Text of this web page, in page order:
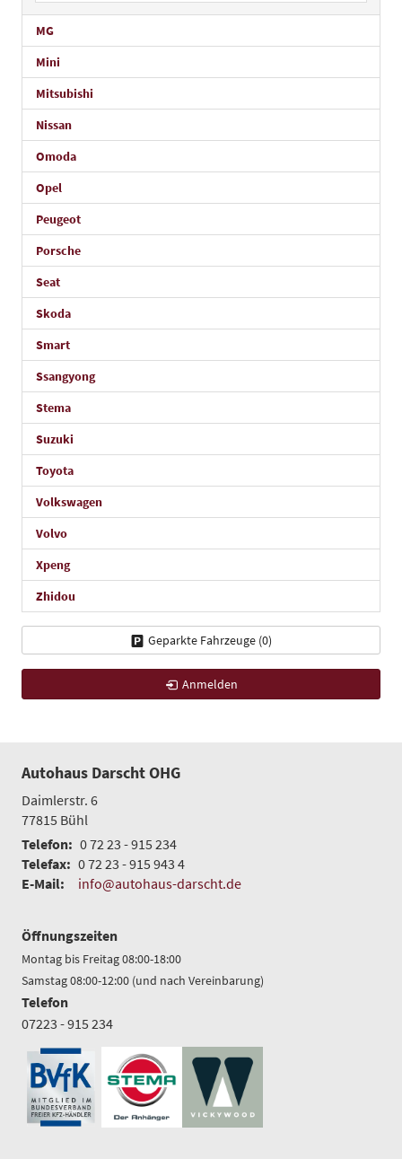
MG
Mini
Mitsubishi
Nissan
Omoda
Opel
Peugeot
Porsche
Seat
Skoda
Smart
Ssangyong
Stema
Suzuki
Toyota
Volkswagen
Volvo
Xpeng
Zhidou
Geparkte Fahrzeuge (0)
Anmelden
Autohaus Darscht OHG
Daimlerstr. 6
77815 Bühl
Telefon: 0 72 23 - 915 234
Telefax: 0 72 23 - 915 943 4
E-Mail:
info@autohaus-darscht.de
Öffnungszeiten
Montag bis Freitag 08:00-18:00
Samstag 08:00-12:00 (und nach Vereinbarung)
Telefon
07223 - 915 234